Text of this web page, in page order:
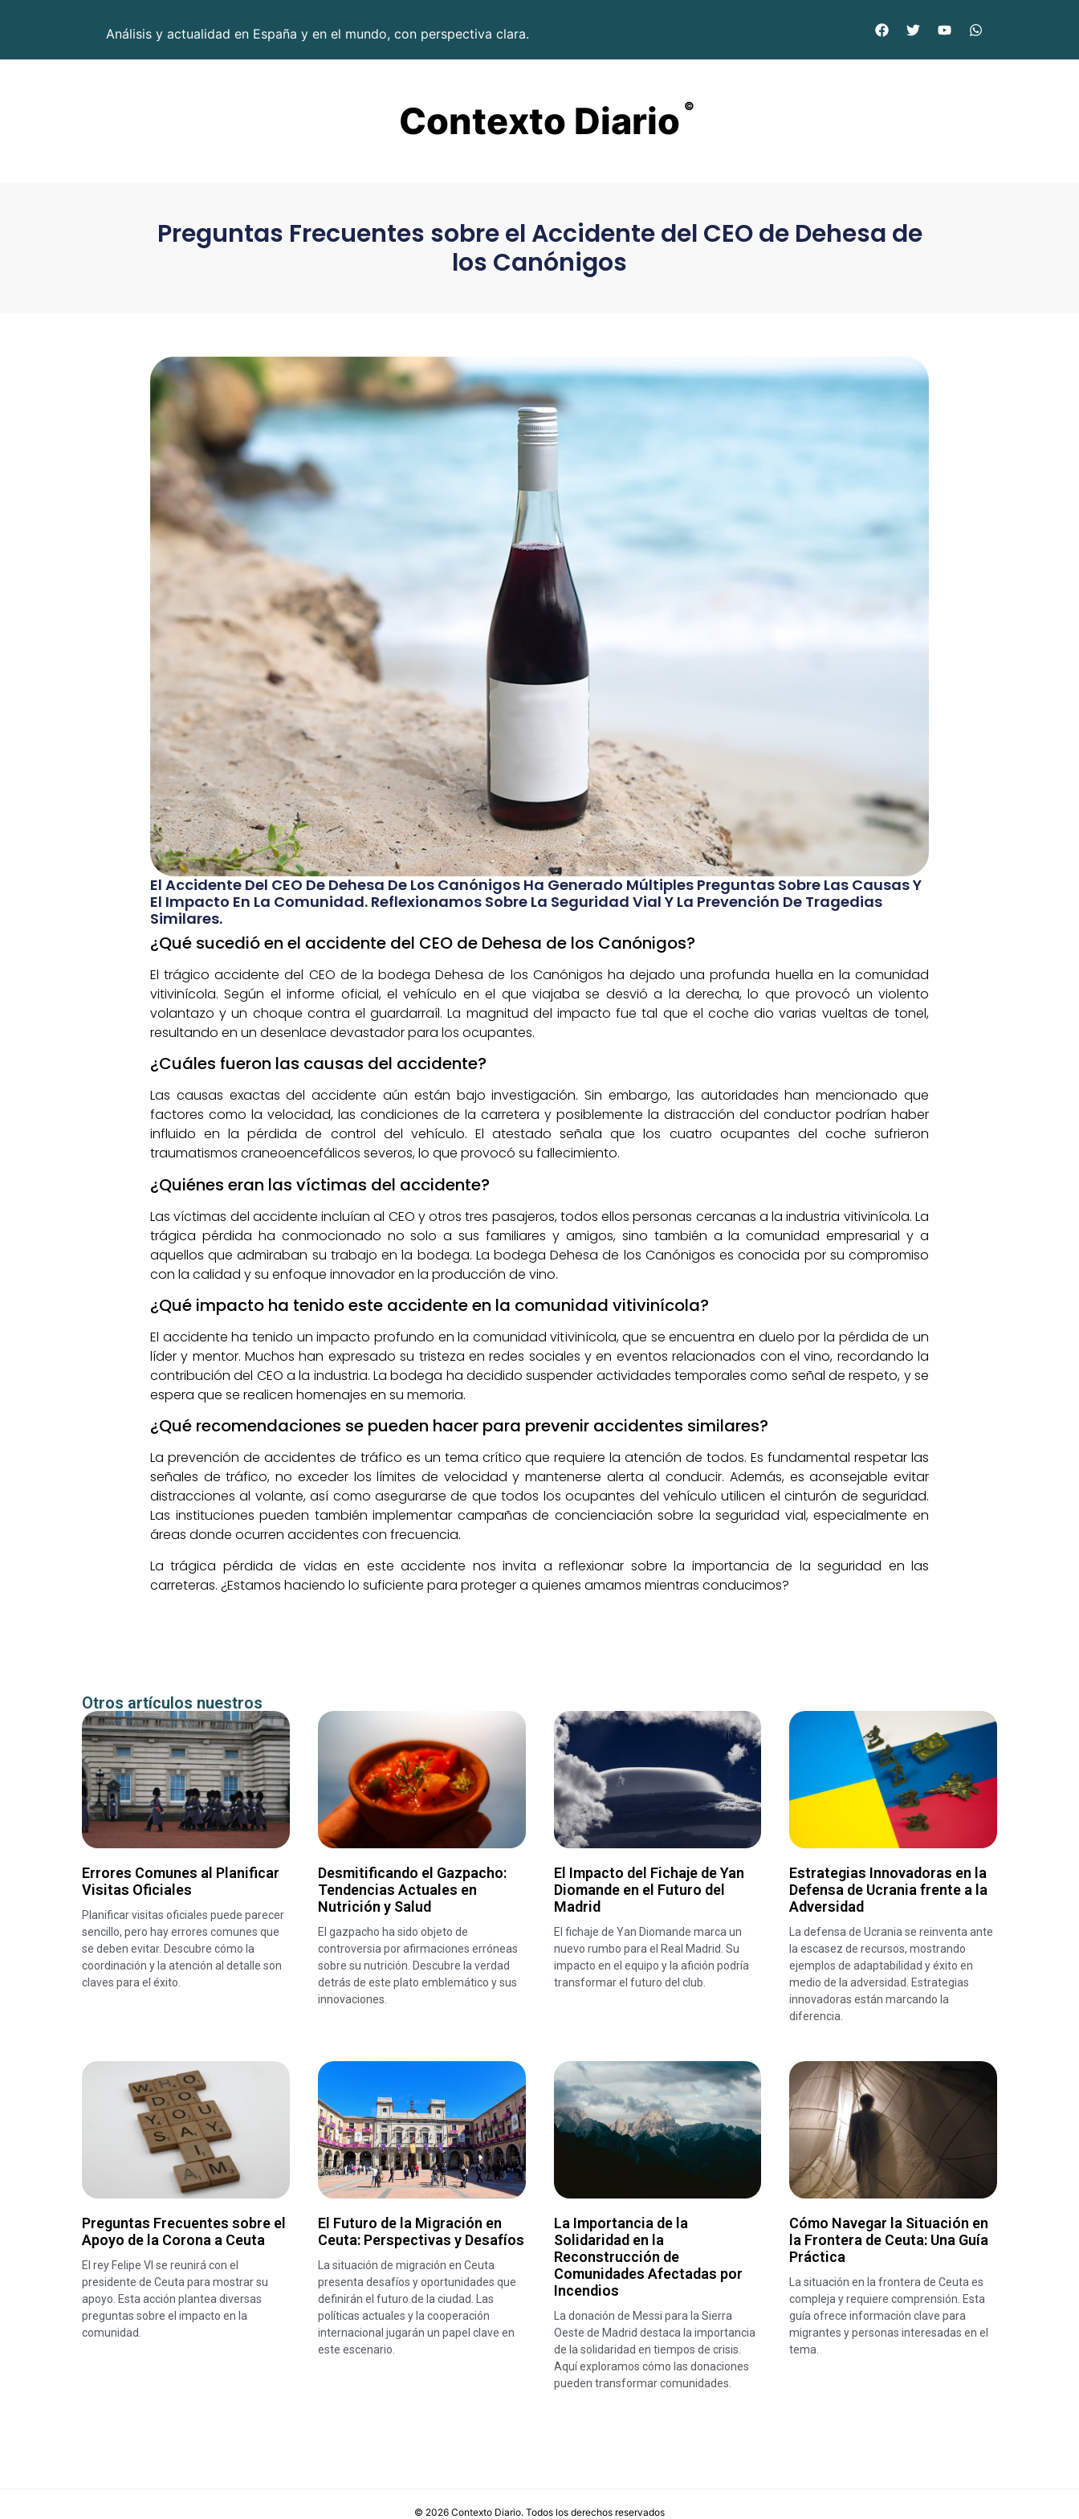
Análisis y actualidad en España y en el mundo, con perspectiva clara.
Contexto Diario ©
Preguntas Frecuentes sobre el Accidente del CEO de Dehesa de
los Canónigos
El Accidente Del CEO De Dehesa De Los Canónigos Ha Generado Múltiples Preguntas Sobre Las Causas Y
El Impacto En La Comunidad. Reflexionamos Sobre La Seguridad Vial Y La Prevención De Tragedias
Similares.
¿Qué sucedió en el accidente del CEO de Dehesa de los Canónigos?
El trágico accidente del CEO de la bodega Dehesa de los Canónigos ha dejado una profunda huella en la comunidad
vitivinícola. Según el informe oficial, el vehículo en el que viajaba se desvió a la derecha, lo que provocó un violento
volantazo y un choque contra el guardarraíl. La magnitud del impacto fue tal que el coche dio varias vueltas de tonel,
resultando en un desenlace devastador para los ocupantes.
¿Cuáles fueron las causas del accidente?
Las causas exactas del accidente aún están bajo investigación. Sin embargo, las autoridades han mencionado que
factores como la velocidad, las condiciones de la carretera y posiblemente la distracción del conductor podrían haber
influido en la pérdida de control del vehículo. El atestado señala que los cuatro ocupantes del coche sufrieron
traumatismos craneoencefálicos severos, lo que provocó su fallecimiento.
¿Quiénes eran las víctimas del accidente?
Las víctimas del accidente incluían al CEO y otros tres pasajeros, todos ellos personas cercanas a la industria vitivinícola. La
trágica pérdida ha conmocionado no solo a sus familiares y amigos, sino también a la comunidad empresarial y a
aquellos que admiraban su trabajo en la bodega. La bodega Dehesa de los Canónigos es conocida por su compromiso
con la calidad y su enfoque innovador en la producción de vino.
¿Qué impacto ha tenido este accidente en la comunidad vitivinícola?
El accidente ha tenido un impacto profundo en la comunidad vitivinícola, que se encuentra en duelo por la pérdida de un
líder y mentor. Muchos han expresado su tristeza en redes sociales y en eventos relacionados con el vino, recordando la
contribución del CEO a la industria. La bodega ha decidido suspender actividades temporales como señal de respeto, y se
espera que se realicen homenajes en su memoria.
¿Qué recomendaciones se pueden hacer para prevenir accidentes similares?
La prevención de accidentes de tráfico es un tema crítico que requiere la atención de todos. Es fundamental respetar las
señales de tráfico, no exceder los límites de velocidad y mantenerse alerta al conducir. Además, es aconsejable evitar
distracciones al volante, así como asegurarse de que todos los ocupantes del vehículo utilicen el cinturón de seguridad.
Las instituciones pueden también implementar campañas de concienciación sobre la seguridad vial, especialmente en
áreas donde ocurren accidentes con frecuencia.
La trágica pérdida de vidas en este accidente nos invita a reflexionar sobre la importancia de la seguridad en las
carreteras. ¿Estamos haciendo lo suficiente para proteger a quienes amamos mientras conducimos?
Otros artículos nuestros
Errores Comunes al Planificar
Visitas Oficiales
Planificar visitas oficiales puede parecer
sencillo, pero hay errores comunes que
se deben evitar. Descubre cómo la
coordinación y la atención al detalle son
claves para el éxito.
Desmitificando el Gazpacho:
Tendencias Actuales en
Nutrición y Salud
El gazpacho ha sido objeto de
controversia por afirmaciones erróneas
sobre su nutrición. Descubre la verdad
detrás de este plato emblemático y sus
innovaciones.
El Impacto del Fichaje de Yan
Diomande en el Futuro del
Madrid
El fichaje de Yan Diomande marca un
nuevo rumbo para el Real Madrid. Su
impacto en el equipo y la afición podría
transformar el futuro del club.
Estrategias Innovadoras en la
Defensa de Ucrania frente a la
Adversidad
La defensa de Ucrania se reinventa ante
la escasez de recursos, mostrando
ejemplos de adaptabilidad y éxito en
medio de la adversidad. Estrategias
innovadoras están marcando la
diferencia.
Preguntas Frecuentes sobre el
Apoyo de la Corona a Ceuta
El rey Felipe VI se reunirá con el
presidente de Ceuta para mostrar su
apoyo. Esta acción plantea diversas
preguntas sobre el impacto en la
comunidad.
El Futuro de la Migración en
Ceuta: Perspectivas y Desafíos
La situación de migración en Ceuta
presenta desafíos y oportunidades que
definirán el futuro de la ciudad. Las
políticas actuales y la cooperación
internacional jugarán un papel clave en
este escenario.
La Importancia de la
Solidaridad en la
Reconstrucción de
Comunidades Afectadas por
Incendios
La donación de Messi para la Sierra
Oeste de Madrid destaca la importancia
de la solidaridad en tiempos de crisis.
Aquí exploramos cómo las donaciones
pueden transformar comunidades.
Cómo Navegar la Situación en
la Frontera de Ceuta: Una Guía
Práctica
La situación en la frontera de Ceuta es
compleja y requiere comprensión. Esta
guía ofrece información clave para
migrantes y personas interesadas en el
tema.
© 2026 Contexto Diario. Todos los derechos reservados